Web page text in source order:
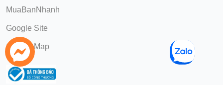
MuaBanNhanh
Google Site
Google Map